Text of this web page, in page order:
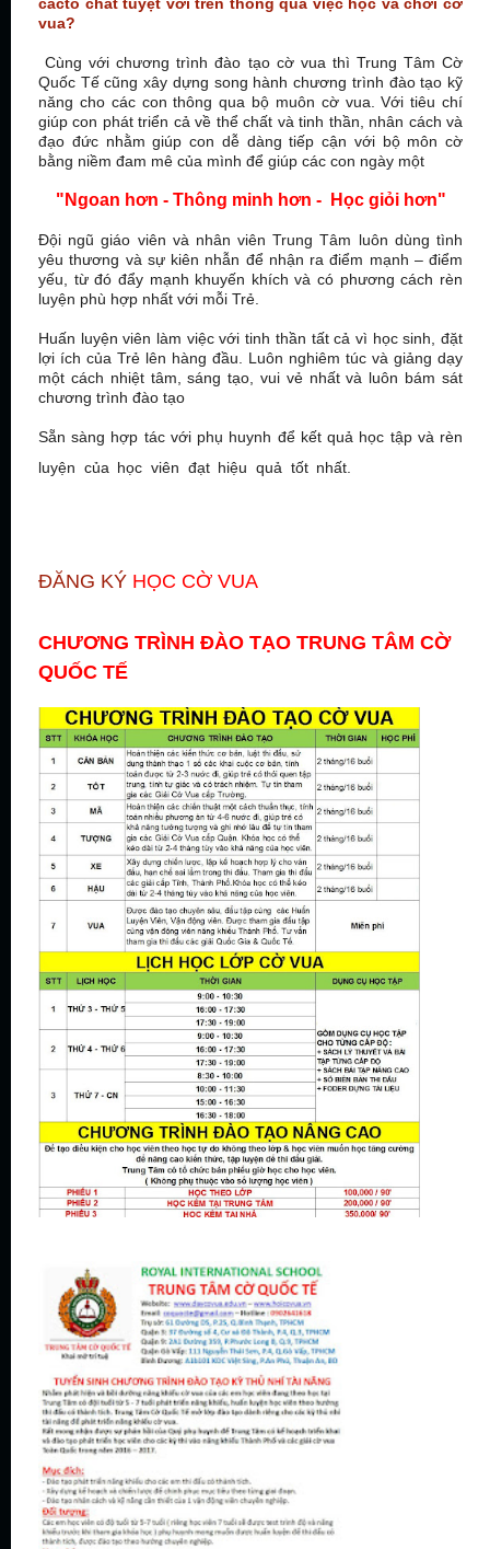
vua?
Cùng với chương trình đào tạo cờ vua thì Trung Tâm Cờ
Quốc Tế cũng xây dựng song hành chương trình đào tạo kỹ
năng cho các con thông qua bộ muôn cờ vua. Với tiêu chí
giúp con phát triển cả về thể chất và tinh thần, nhân cách và
đạo đức nhằm giúp con dễ dàng tiếp cận với bộ môn cờ
bằng niềm đam mê của mình để giúp các con ngày một
"Ngoan hơn - Thông minh hơn - Học giỏi hơn"
Đội ngũ giáo viên và nhân viên Trung Tâm luôn dùng tình
yêu thương và sự kiên nhẫn để nhận ra điểm mạnh – điểm
yếu, từ đó đẩy mạnh khuyến khích và có phương cách rèn
luyện phù hợp nhất với mỗi Trẻ.
Huấn luyện viên làm việc với tinh thần tất cả vì học sinh, đặt
lợi ích của Trẻ lên hàng đầu. Luôn nghiêm túc và giảng dạy
một cách nhiệt tâm, sáng tạo, vui vẻ nhất và luôn bám sát
chương trình đào tạo
Sẵn sàng hợp tác với phụ huynh để kết quả học tập và rèn
luyện của học viên đạt hiệu quả tốt nhất.
ĐĂNG KÝ HỌC CỜ VUA
CHƯƠNG TRÌNH ĐÀO TẠO TRUNG TÂM CỜ
QUỐC TẾ